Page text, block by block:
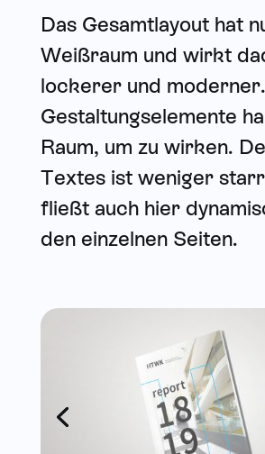
Das Gesamtlayout hat
Weißraum und wirkt
lockerer und moderner.
Gestaltungselemente
Raum, um zu wirken.
Textes ist weniger
fließt auch hier
den einzelnen Seiten.